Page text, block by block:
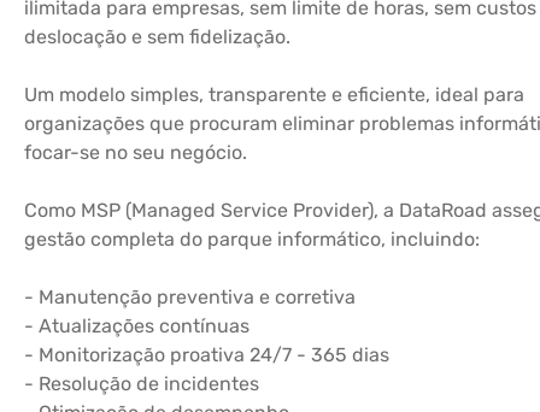
ilimitada para empresas, sem limite de horas, sem
deslocação e sem fidelização.
Um modelo simples, transparente e eficiente, ideal para
organizações que procuram eliminar problemas
focar-se no seu negócio.
Como MSP (Managed Service Provider), a DataRoad
gestão completa do parque informático, incluindo:
- Manutenção preventiva e corretiva
- Atualizações contínuas
- Monitorização proativa 24/7 - 365 dias
- Resolução de incidentes